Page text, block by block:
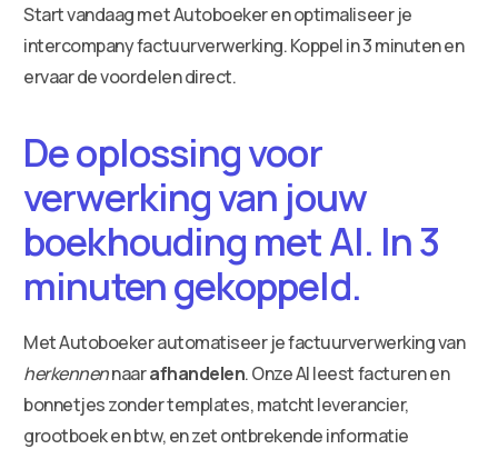
Start vandaag met Autoboeker en optimaliseer je
intercompany factuurverwerking. Koppel in 3 minuten en
ervaar de voordelen direct.
De oplossing voor
verwerking van jouw
boekhouding met AI. In 3
minuten gekoppeld.
Met Autoboeker automatiseer je factuurverwerking van
herkennennaarafhandelen. Onze AI leest facturen en
bonnetjes zonder templates, matcht leverancier,
grootboek en btw, en zet ontbrekende informatie